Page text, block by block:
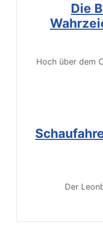
Die
Hoch über dem
Der